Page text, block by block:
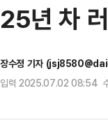
25년 차
장수정 기자
입력 2025.07.02 08:54